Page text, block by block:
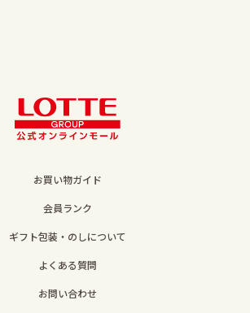
お買い物ガイド
会員ランク
ギフト包装・のしについて
よくある質問
お問い合わせ